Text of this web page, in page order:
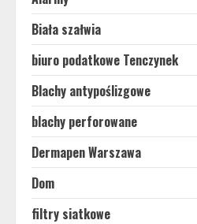
Biała szałwia
biuro podatkowe Tenczynek
Blachy antypoślizgowe
blachy perforowane
Dermapen Warszawa
Dom
filtry siatkowe